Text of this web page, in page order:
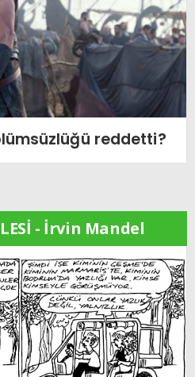
reddetti?
- İrvin Mandel